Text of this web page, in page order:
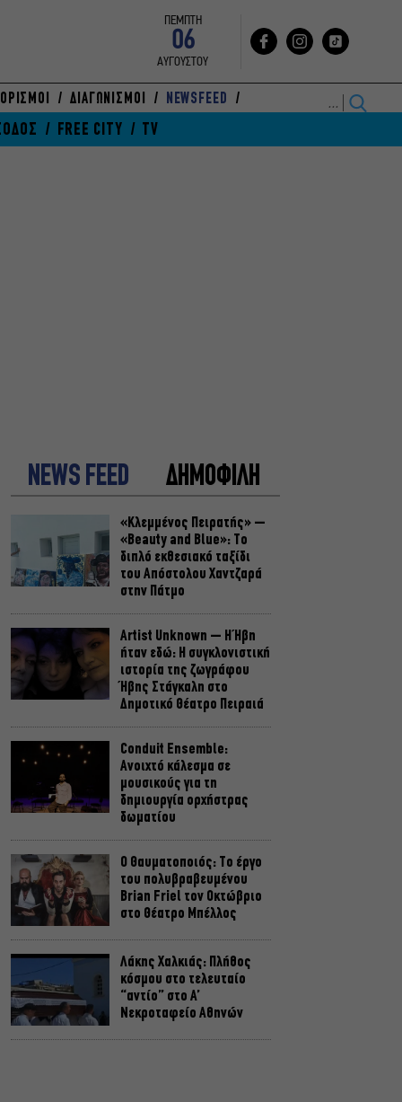
ΠΕΜΠΤΗ
06
ΑΥΓΟΥΣΤΟΥ
ΔΙΑΓΩΝΙΣΜΟΙ NEWSFEED
FREE CITY TV
NEWS FEED ΔΗΜΟΦΙΛΗ
«Κλεμμένος Πειρατής» –
«Beauty and Blue»: Το
διπλό εκθεσιακό ταξίδι
του Απόστολου Χαντζαρά
στην Πάτμο
Artist Unknown – Η Ήβη
ήταν εδώ: Η συγκλονιστική
ιστορία της ζωγράφου
Ήβης Στάγκαλη στο
Δημοτικό Θέατρο Πειραιά
Conduit Ensemble:
Ανοιχτό κάλεσμα σε
μουσικούς για τη
δημιουργία ορχήστρας
δωματίου
Ο Θαυματοποιός: Το έργο
του πολυβραβευμένου
Brian Friel τον Οκτώβριο
στο Θέατρο Μπέλλος
Λάκης Χαλκιάς: Πλήθος
κόσμου στο τελευταίο
“αντίο” στο Α’
Νεκροταφείο Αθηνών